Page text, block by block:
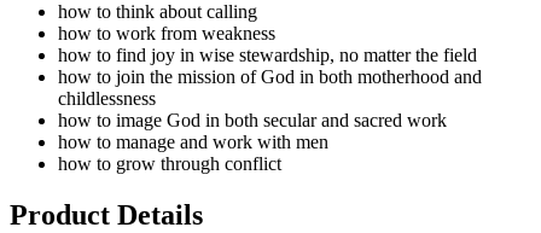
how to think about calling
how to work from weakness
how to find joy in wise stewardship, no matter the field
how to join the mission of God in both motherhood and
childlessness
how to image God in both secular and sacred work
how to manage and work with men
how to grow through conflict
Product Details